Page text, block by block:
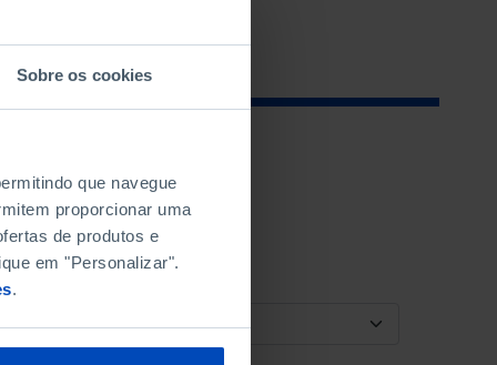
Sobre os cookies
que navegue
proporcionar uma
de produtos e
em "Personalizar".
.
ORDENAR POR